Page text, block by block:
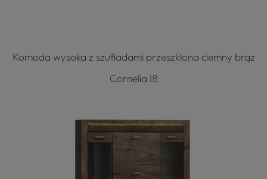
Komoda wysoka z szufladami przeszklona ciemny brąz
Cornelia I8